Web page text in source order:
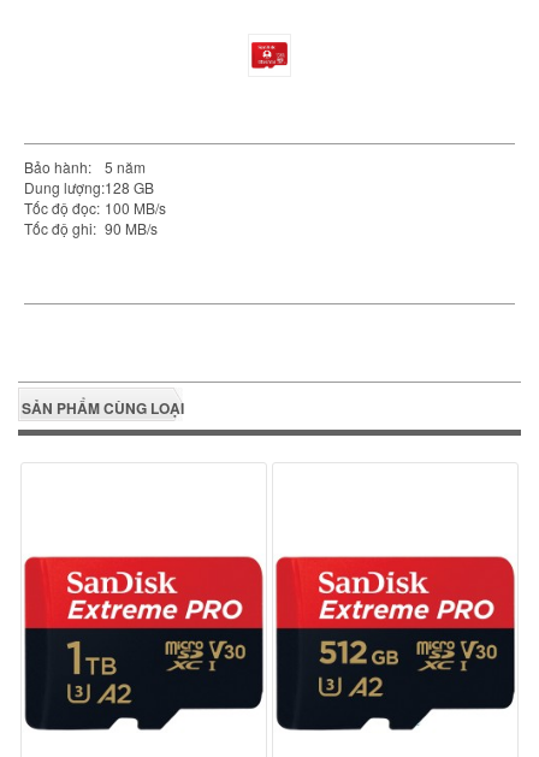
Bảo hành:
5 năm
Dung lượng:128 GB
Tốc độ đọc: 100 MB/s
Tốc độ ghi: 90 MB/s
SẢN PHẨM CÙNG LOẠI